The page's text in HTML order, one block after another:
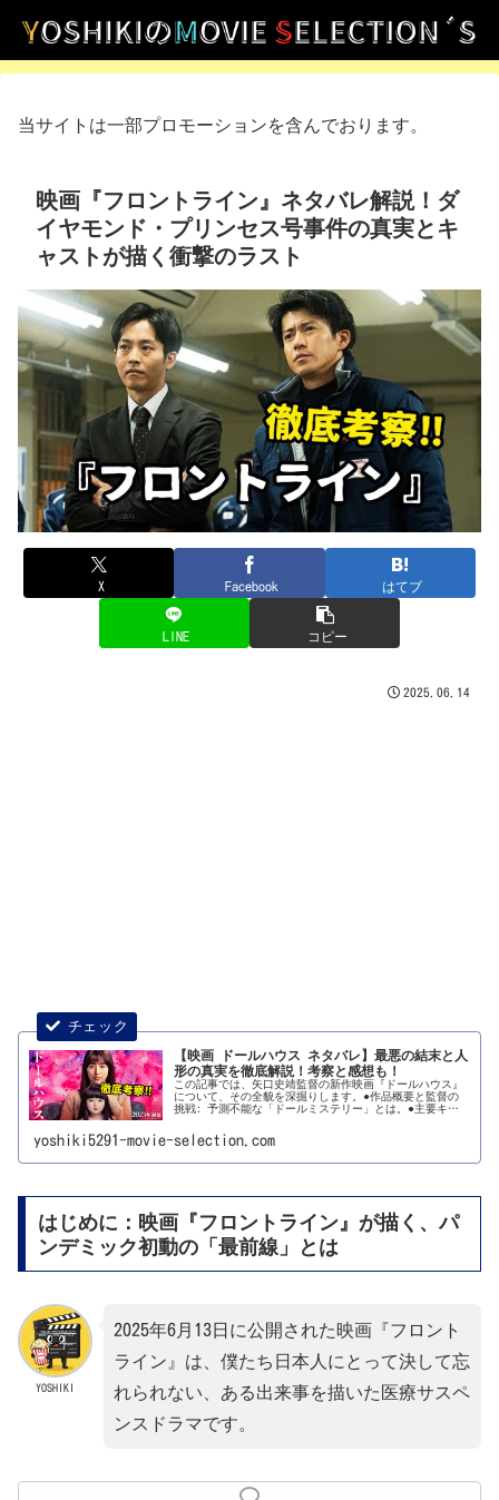
当サイトは一部プロモーションを含んでおります。
映画『フロントライン』ネタバレ解説！ダ
イヤモンド・プリンセス号事件の真実とキ
ャストが描く衝撃のラスト
X Facebook はてブ
LINE コピー
2025.06.14
【映画 ドールハウス ネタバレ】最悪の結末と人
形の真実を徹底解説！考察と感想も！
この記事では、矢口史靖監督の新作映画『ドールハウス』
について、その全貌を深掘りします。●作品概要と監督の
挑戦: 予測不能な「ドールミステリー」とは。●主要キャ
●【完全ネタバレ】あらすじか...
yoshiki5291-movie-selection.com
はじめに：映画『フロントライン』が描く、パ
ンデミック初動の「最前線」とは
YOSHIKI
2025年6月13日に公開された映画『フロント
ライン』は、僕たち日本人にとって決して忘
れられない、ある出来事を描いた医療サスペ
ンスドラマです。